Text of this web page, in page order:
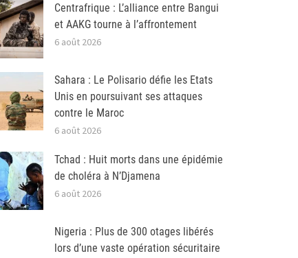
Centrafrique : L’alliance entre Bangui
et AAKG tourne à l’affrontement
6 août 2026
Sahara : Le Polisario défie les Etats
Unis en poursuivant ses attaques
contre le Maroc
6 août 2026
Tchad : Huit morts dans une épidémie
de choléra à N’Djamena
6 août 2026
Nigeria : Plus de 300 otages libérés
lors d’une vaste opération sécuritaire